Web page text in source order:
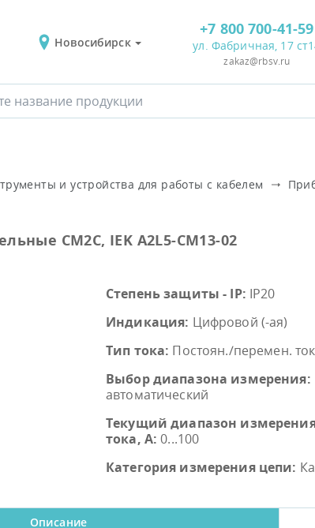
Новосибирск
+7 800 700-41-59
ул. Фабричная, 17
zakaz@rbsv.ru
и устройства для работы с кабелем
CM2C, IEK A2L5-CM13-02
Степень защиты - IP: IP20
Индикация: Цифровой (-ая)
Тип тока: Постоян./перемен. ток
Выбор диапазона измерения:
автоматический
Текущий диапазон
тока, А: 0...100
Категория измерения цепи:
Описание